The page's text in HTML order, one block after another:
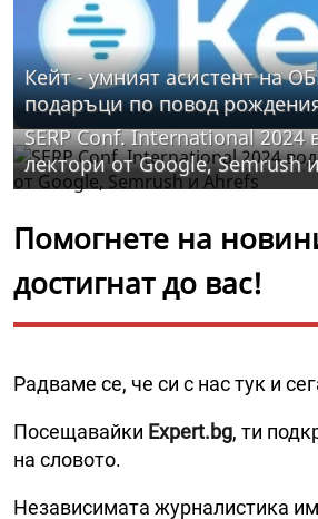
Кейт - умният асистент на
подаръци по повод
SERP Conf. International 2024
лектори от Google, Semrush
Помогнете на
достигнат до вас!
Радваме се, че си с нас тук и
Посещавайки Expert.bg, ти
на словото.
Независимата журналистика